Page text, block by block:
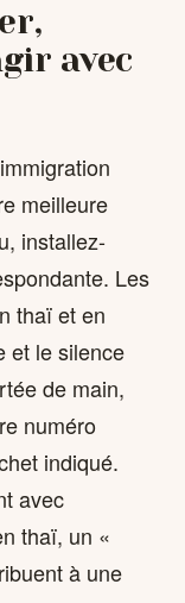
avec
meilleure
installez-
Les
thaï et en
et le silence
de main,
numéro
indiqué.
avec
thaï, un «
à une